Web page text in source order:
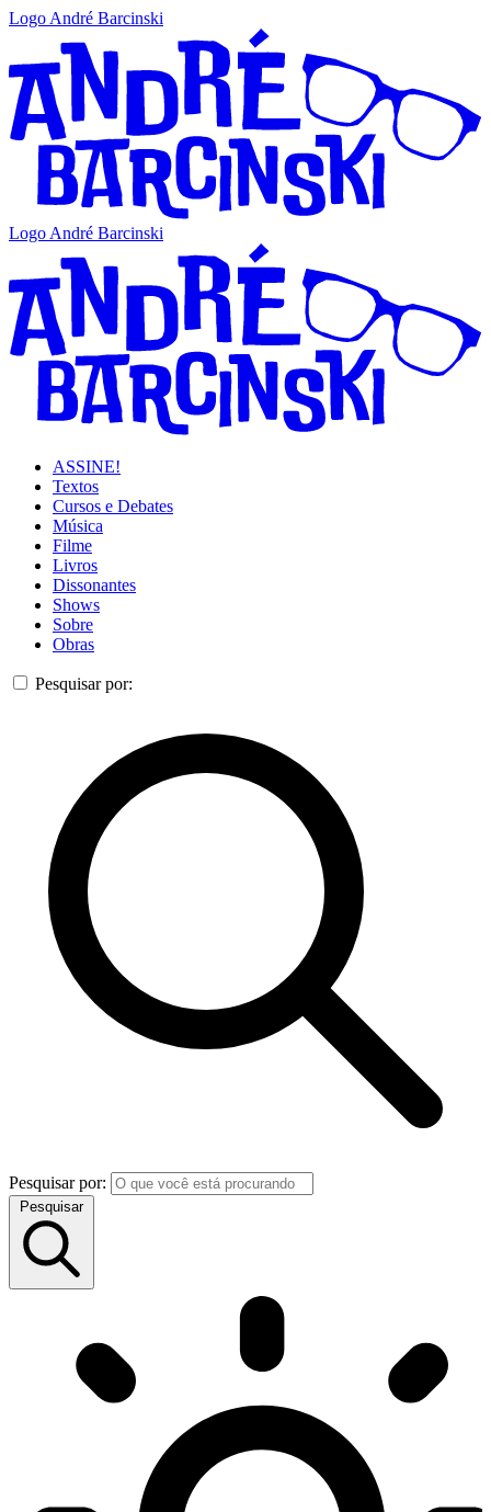
Logo André Barcinski
Logo André Barcinski
ASSINE!
Textos
Cursos e Debates
Música
Filme
Livros
Dissonantes
Shows
Sobre
Obras
Pesquisar por:
Pesquisar por:
Pesquisar